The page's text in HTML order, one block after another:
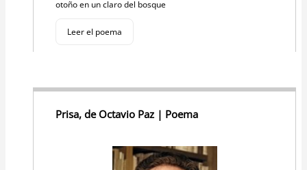
otoño en un claro del bosque
Leer el poema
Prisa, de Octavio Paz | Poema